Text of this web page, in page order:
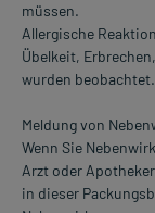
müssen.
Allergische
Übelkeit,
wurden
Meldung von
Wenn Sie
Arzt oder
in dieser